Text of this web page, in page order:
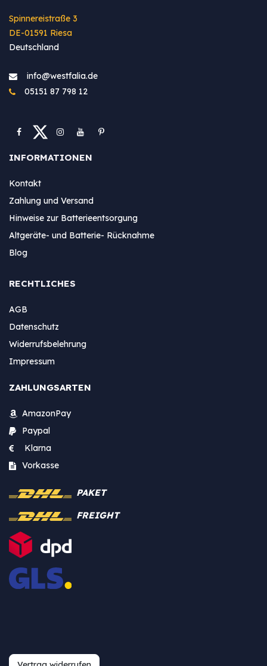
Spinnereistraße 3
DE-01591 Riesa
Deutschland
info@westfa​lia.de
05151 87 798 12
INFORMATIONEN
Kontakt
Zahlung und Versand
Hinweise zur Batterieentsorgung
Altgeräte- und Batterie- Rücknahme
Blog
RECHTLICHES
AGB
Datenschutz
Widerrufsbelehrung
Impressum
ZAHLUNGSARTEN
AmazonPay
Paypal
Klarna
Vorkasse
PAKET
FREIGHT
Vertrag widerrufen